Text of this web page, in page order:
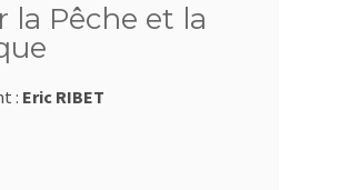
la Pêche et la
: Eric RIBET